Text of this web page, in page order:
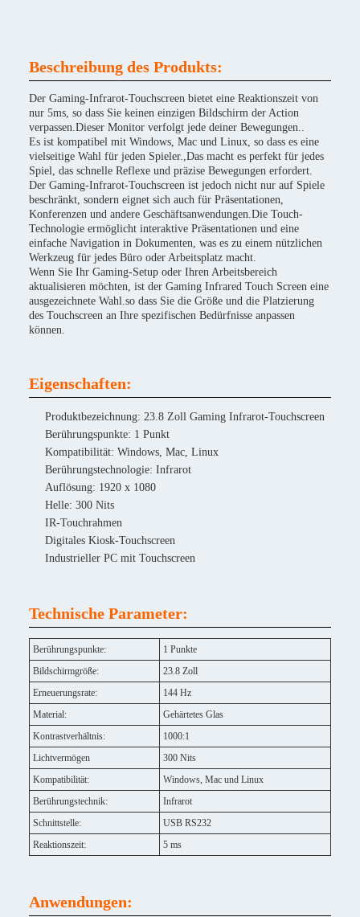
Beschreibung des Produkts:
Der Gaming-Infrarot-Touchscreen bietet eine Reaktionszeit von
nur 5ms, so dass Sie keinen einzigen Bildschirm der Action
verpassen.Dieser Monitor verfolgt jede deiner Bewegungen..
Es ist kompatibel mit Windows, Mac und Linux, so dass es eine
vielseitige Wahl für jeden Spieler.,Das macht es perfekt für jedes
Spiel, das schnelle Reflexe und präzise Bewegungen erfordert.
Der Gaming-Infrarot-Touchscreen ist jedoch nicht nur auf Spiele
beschränkt, sondern eignet sich auch für Präsentationen,
Konferenzen und andere Geschäftsanwendungen.Die Touch-
Technologie ermöglicht interaktive Präsentationen und eine
einfache Navigation in Dokumenten, was es zu einem nützlichen
Werkzeug für jedes Büro oder Arbeitsplatz macht.
Wenn Sie Ihr Gaming-Setup oder Ihren Arbeitsbereich
aktualisieren möchten, ist der Gaming Infrared Touch Screen eine
ausgezeichnete Wahl.so dass Sie die Größe und die Platzierung
des Touchscreen an Ihre spezifischen Bedürfnisse anpassen
können.
Eigenschaften:
Produktbezeichnung: 23.8 Zoll Gaming Infrarot-Touchscreen
Berührungspunkte: 1 Punkt
Kompatibilität: Windows, Mac, Linux
Berührungstechnologie: Infrarot
Auflösung: 1920 x 1080
Helle: 300 Nits
IR-Touchrahmen
Digitales Kiosk-Touchscreen
Industrieller PC mit Touchscreen
Technische Parameter:
Berührungspunkte:
1 Punkte
Bildschirmgröße:
23.8 Zoll
Erneuerungsrate:
144 Hz
Material:
Gehärtetes Glas
Kontrastverhältnis:
1000:1
Lichtvermögen
300 Nits
Kompatibilität:
Windows, Mac und Linux
Berührungstechnik:
Infrarot
Schnittstelle:
USB RS232
Reaktionszeit:
5 ms
Anwendungen: